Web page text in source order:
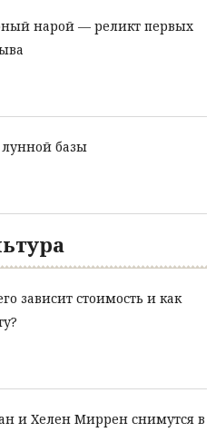
нарой — реликт первых
базы
зависит стоимость и как
и Хелен Миррен снимутся в